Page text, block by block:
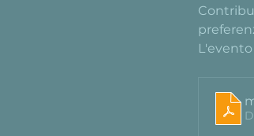
L'evento